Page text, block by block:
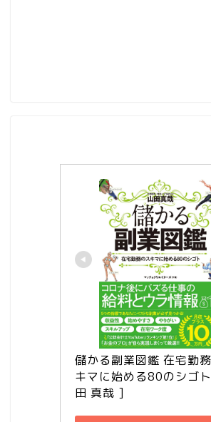
儲かる副業図鑑 在宅勤
キマに始める80のシゴ
田 真哉 ]